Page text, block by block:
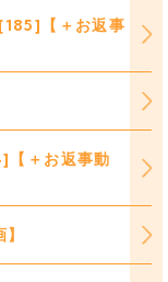
【＋お返事
【＋お返事動